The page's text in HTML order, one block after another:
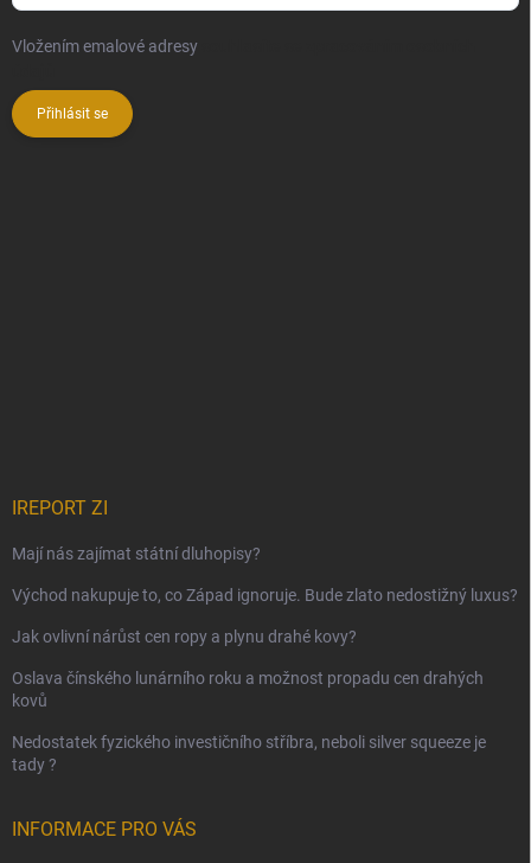
Vložením emalové adresy
Přihlásit se
IREPORT ZI
Mají nás zajímat státní dluhopisy?
Východ nakupuje to, co Západ ignoruje. Bude zlato nedostižný luxus?
Jak ovlivní nárůst cen ropy a plynu drahé kovy?
Oslava čínského lunárního roku a možnost propadu cen drahých
kovů
Nedostatek fyzického investičního stříbra, neboli silver squeeze je
tady ?
INFORMACE PRO VÁS